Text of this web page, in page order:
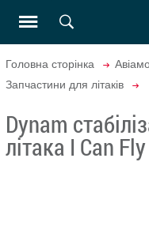
Головна сторінка
Запчастини для літаків
Dynam
літака I Can